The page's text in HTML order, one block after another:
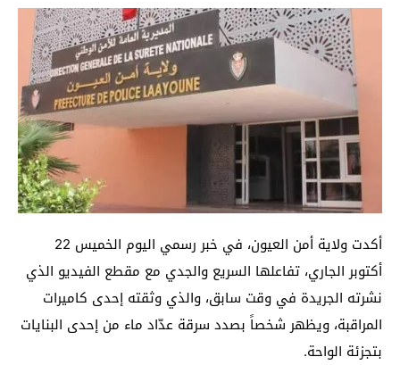
أكدت ولاية أمن العيون، في خبر رسمي اليوم الخميس 22
أكتوبر الجاري، تفاعلها السريع والجدي مع مقطع الفيديو الذي
نشرته الجريدة في وقت سابق، والذي وثقته إحدى كاميرات
المراقبة، ويظهر شخصاً بصدد سرقة عدّاد ماء من إحدى البنايات
بتجزئة الواحة.